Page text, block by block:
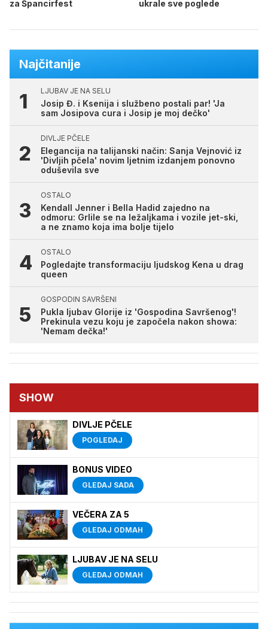
za Špancirfest ukrale sve poglede
Najčitanije
LJUBAV JE NA SELU
Josip Đ. i Ksenija i službeno postali par! 'Ja
sam Josipova cura i Josip je moj dečko'
DIVLJE PČELE
Elegancija na talijanski način: Sanja Vejnović iz
'Divljih pčela' novim ljetnim izdanjem ponovno
oduševila sve
OSTALO
Kendall Jenner i Bella Hadid zajedno na
odmoru: Grlile se na ležaljkama i vozile jet-ski,
a ne znamo koja ima bolje tijelo
OSTALO
Pogledajte transformaciju ljudskog Kena u drag
queen
GOSPODIN SAVRŠENI
Pukla ljubav Glorije iz 'Gospodina Savršenog'!
Prekinula vezu koju je započela nakon showa:
'Nemam dečka!'
SHOW
DIVLJE PČELE
POGLEDAJ
BONUS VIDEO
GLEDAJ SADA
VEČERA ZA 5
GLEDAJ ODMAH
LJUBAV JE NA SELU
GLEDAJ ODMAH